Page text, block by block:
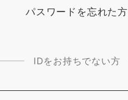
パスワードを忘れた方
IDをお持ちでない方